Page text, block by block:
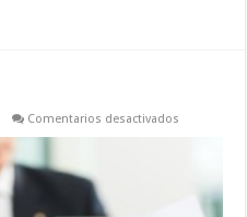
Comentarios desactivados